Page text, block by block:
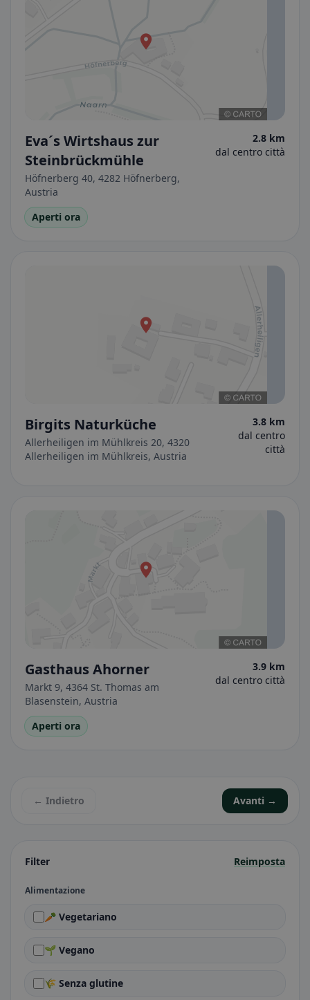
Filter Reimposta
Alimentazione
🥕 Vegetariano
🌱 Vegano
🌾 Senza glutine
Eva´s Wirtshaus zur
Steinbrückmühle
Höfnerberg 40, 4282 Höfnerberg,
Austria
2.8 km
dal centro città
Aperti ora
Birgits Naturküche
Allerheiligen im Mühlkreis 20, 4320
Allerheiligen im Mühlkreis, Austria
3.8 km
dal centro
città
Gasthaus Ahorner
Markt 9, 4364 St. Thomas am
Blasenstein, Austria
3.9 km
dal centro città
Aperti ora
← Indietro Avanti →